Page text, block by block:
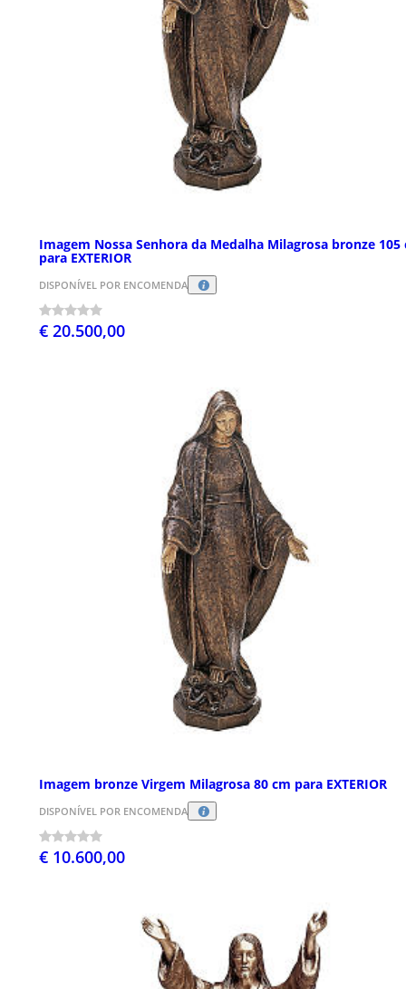
Imagem Nossa Senhora da Medalha Milagrosa bronze 105
para EXTERIOR
DISPONÍVEL POR ENCOMENDA
€ 20.500,00
Imagem bronze Virgem Milagrosa 80 cm para EXTERIOR
DISPONÍVEL POR ENCOMENDA
€ 10.600,00